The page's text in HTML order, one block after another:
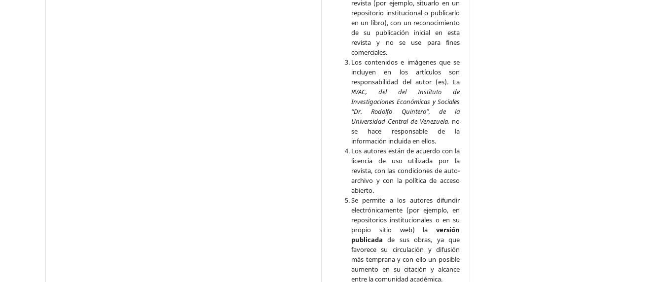
revista (por ejemplo, situarlo en un
repositorio institucional o publicarlo
en un libro), con un reconocimiento
de su publicación inicial en esta
revista y no se use para fines
comerciales.
Los contenidos e imágenes que se
incluyen en los artículos son
responsabilidad del autor (es). La
RVAC, del del Instituto de
Investigaciones Económicas y Sociales
“Dr. Rodolfo Quintero”, de la
Universidad Central de Venezuela, no
se hace responsable de la
información incluida en ellos.
Los autores están de acuerdo con la
licencia de uso utilizada por la
revista, con las condiciones de auto-
archivo y con la política de acceso
abierto.
Se permite a los autores difundir
electrónicamente (por ejemplo, en
repositorios institucionales o en su
propio sitio web) la versión
publicada de sus obras, ya que
favorece su circulación y difusión
más temprana y con ello un posible
aumento en su citación y alcance
entre la comunidad académica.